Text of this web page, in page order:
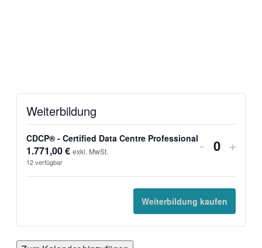
Weiterbildung
CDCP® - Certified Data Centre Professional
1.771,00€ exkl. MwSt.
12verfügbar
Verringern
für
CDCP®
- Anzahl
+
Weiterbildung kaufen